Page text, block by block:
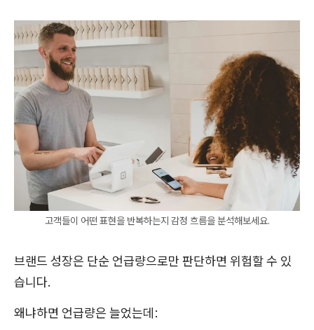
고객들이 어떤 표현을 반복하는지 감정 흐름을 분석해보세요.
브랜드 성장은 단순 언급량으로만 판단하면 위험할 수 있
습니다.
왜냐하면 언급량은 늘었는데: